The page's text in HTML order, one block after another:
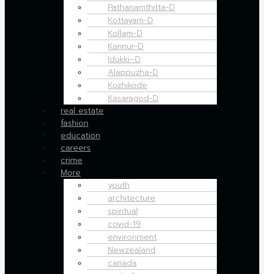
Pathanamthitta-D
Kottayam-D
Kollam-D
Kannur-D
Idukki–D
Alappuzha-D
Kozhikode
Kasaragod-D
real estate
fashion
education
careers
crime
More
youth
architecture
spiritual
covid-19
environment
Newzealand
canada